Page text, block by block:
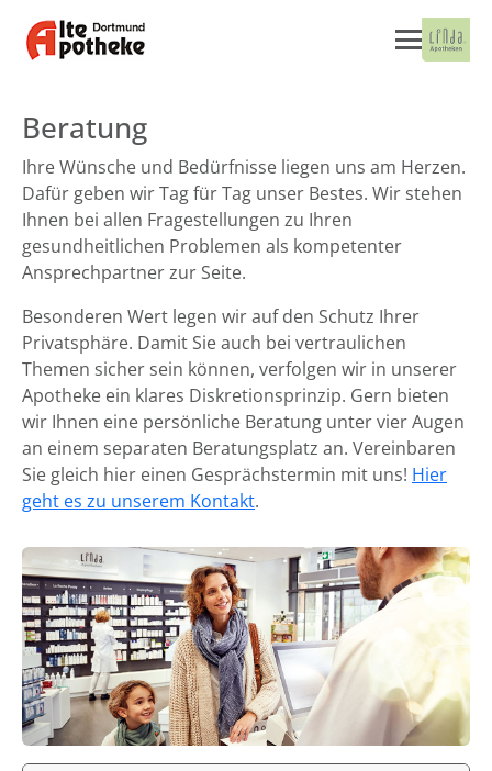
Beratung
Ihre Wünsche und Bedürfnisse liegen uns am Herzen.
Dafür geben wir Tag für Tag unser Bestes. Wir stehen
Ihnen bei allen Fragestellungen zu Ihren
gesundheitlichen Problemen als kompetenter
Ansprechpartner zur Seite.
Besonderen Wert legen wir auf den Schutz Ihrer
Privatsphäre. Damit Sie auch bei vertraulichen
Themen sicher sein können, verfolgen wir in unserer
Apotheke ein klares Diskretionsprinzip. Gern bieten
wir Ihnen eine persönliche Beratung unter vier Augen
an einem separaten Beratungsplatz an. Vereinbaren
Sie gleich hier einen Gesprächstermin mit uns! Hier
geht es zu unserem Kontakt.